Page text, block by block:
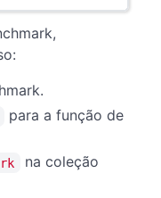
para a função de
na coleção